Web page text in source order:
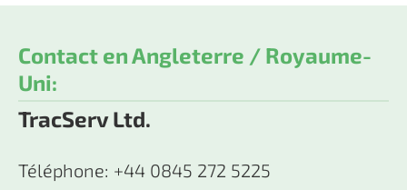
Contact en Angleterre / Royaume-
Uni:
TracServ Ltd.
Téléphone: +44 0845 272 5225